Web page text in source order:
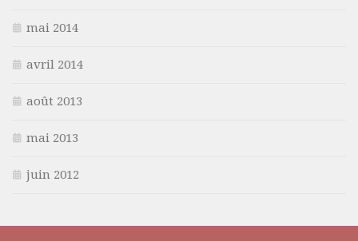
mai 2014
avril 2014
août 2013
mai 2013
juin 2012